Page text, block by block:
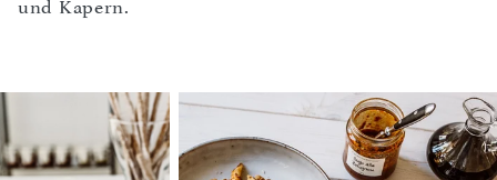
und Kapern.